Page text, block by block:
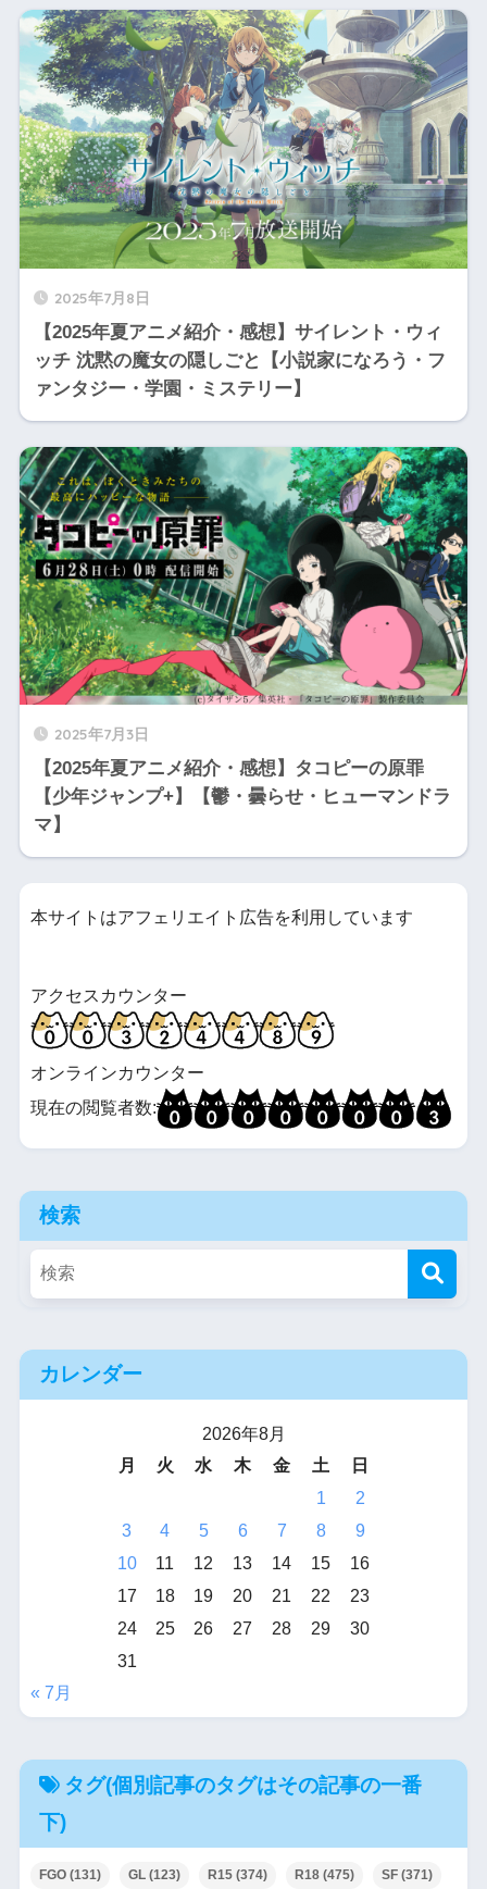
2025年7月8日
【2025年夏アニメ紹介・感想】サイレント・ウィ
ッチ 沈黙の魔女の隠しごと【小説家になろう・フ
ァンタジー・学園・ミステリー】
2025年7月3日
【2025年夏アニメ紹介・感想】タコピーの原罪
【少年ジャンプ+】【鬱・曇らせ・ヒューマンドラ
マ】
本サイトはアフェリエイト広告を利用しています
アクセスカウンター
オンラインカウンター
現在の閲覧者数:
検索
カレンダー
2026年8月
月
火 水 木 金 土
日
1
2
3
4 5 6 7 8
9
10
11 12 13 14 15
16
17
18 19 20 21 22
23
24
25 26 27 28 29
30
31
« 7月
タグ(個別記事のタグはその記事の一番
下)
FGO(131) GL(123) R15(374) R18(475) SF(371)